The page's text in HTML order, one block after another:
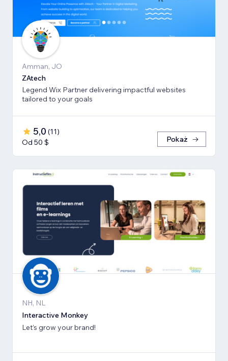
Amman, JO
ZAtech
Legend Wix Partner delivering impactful websites
tailored to your goals
5,0 (11)
Od 50 $
Pokaż
NH, NL
Interactive Monkey
Let’s grow your brand!